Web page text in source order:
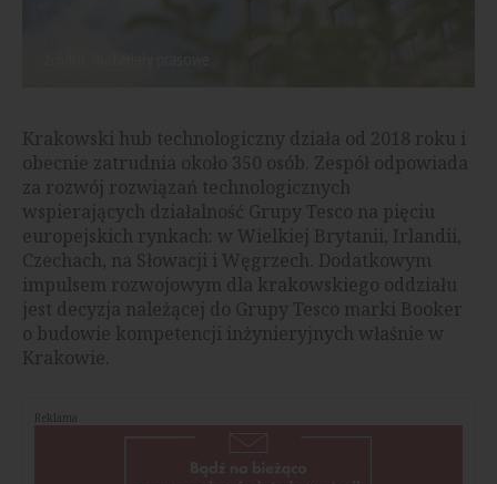
Krakowski hub technologiczny działa od 2018 roku i
obecnie zatrudnia około 350 osób. Zespół odpowiada
za rozwój rozwiązań technologicznych
wspierających działalność Grupy Tesco na pięciu
europejskich rynkach: w Wielkiej Brytanii, Irlandii,
Czechach, na Słowacji i Węgrzech. Dodatkowym
impulsem rozwojowym dla krakowskiego oddziału
jest decyzja należącej do Grupy Tesco marki Booker
o budowie kompetencji inżynieryjnych właśnie w
Krakowie.
Reklama